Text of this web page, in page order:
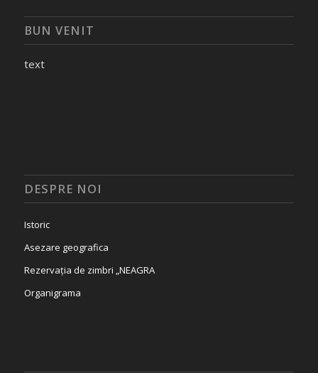
BUN VENIT
text
DESPRE NOI
Istoric
Asezare geografica
Rezervația de zimbri „NEAGRA
Organigrama